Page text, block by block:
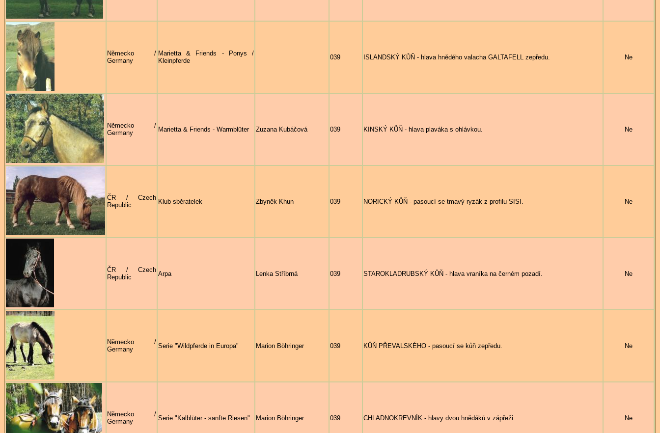
Německo /
Germany
Marietta & Friends - Ponys /
Kleinpferde
039 ISLANDSKÝ KŮŇ - hlava hnědého valacha GALTAFELL zepředu. Ne
Německo /
Germany
Marietta & Friends - Warmblüter Zuzana Kubáčová 039 KINSKÝ KŮŇ - hlava plaváka s ohlávkou. Ne
ČR / Czech
Republic
Klub sběratelek Zbyněk Khun 039 NORICKÝ KŮŇ - pasoucí se tmavý ryzák z profilu SISI. Ne
ČR / Czech
Republic
Arpa Lenka Stříbrná 039 STAROKLADRUBSKÝ KŮŇ - hlava vraníka na černém pozadí. Ne
Německo /
Germany
Serie "Wildpferde in Europa" Marion Böhringer 039 KŮŇ PŘEVALSKÉHO - pasoucí se kůň zepředu. Ne
Německo /
Germany
Serie "Kalblüter - sanfte Riesen" Marion Böhringer 039 CHLADNOKREVNÍK - hlavy dvou hnědáků v zápřeži. Ne